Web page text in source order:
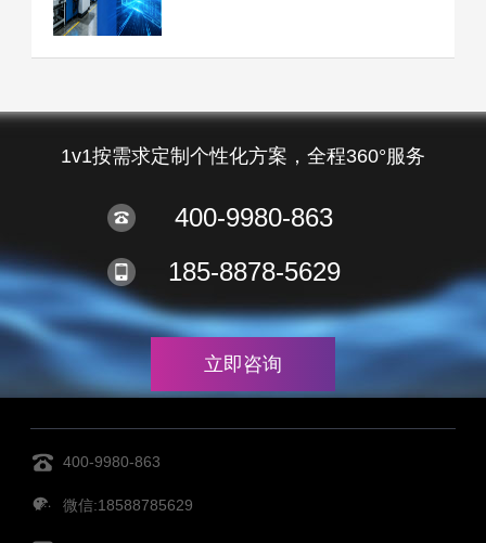
1v1按需求定制个性化方案，全程360°服务
400-9980-863
185-8878-5629
立即咨询
400-9980-863
微信:18588785629